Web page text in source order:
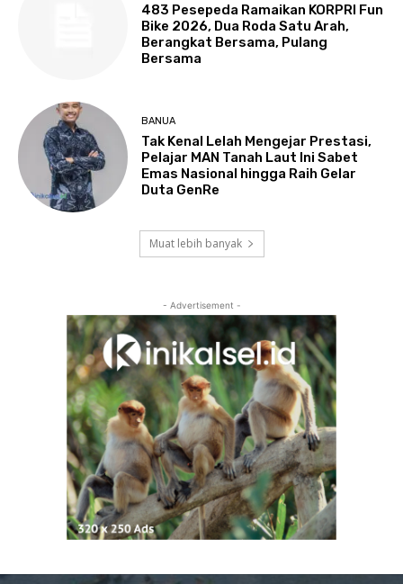
483 Pesepeda Ramaikan KORPRI Fun
Bike 2026, Dua Roda Satu Arah,
Berangkat Bersama, Pulang
Bersama
BANUA
Tak Kenal Lelah Mengejar Prestasi,
Pelajar MAN Tanah Laut Ini Sabet
Emas Nasional hingga Raih Gelar
Duta GenRe
Muat lebih banyak
- Advertisement -